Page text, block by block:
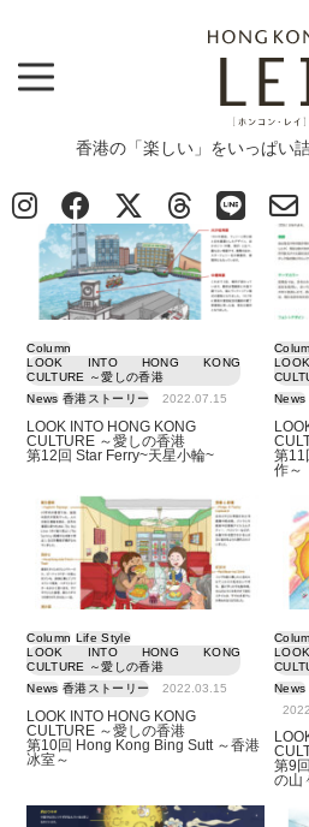
香港の「楽しい」をいっぱい
Column > LOOK INTO HONG KONG
LOOK INTO HONG KONG
Column
LOOK INTO HONG KONG
CULTURE ～愛しの香港
News 香港ストーリー 2022.07.15
LOOK INTO HONG KONG
CULTURE ～愛しの香港
第12回 Star Ferry~天星小輪~
News
第11
作～
Column Life Style
LOOK INTO HONG KONG
CULTURE ～愛しの香港
News 香港ストーリー 2022.03.15
LOOK INTO HONG KONG
CULTURE ～愛しの香港
第10回 Hong Kong Bing Sutt ～香港
冰室～
News
第9
の山